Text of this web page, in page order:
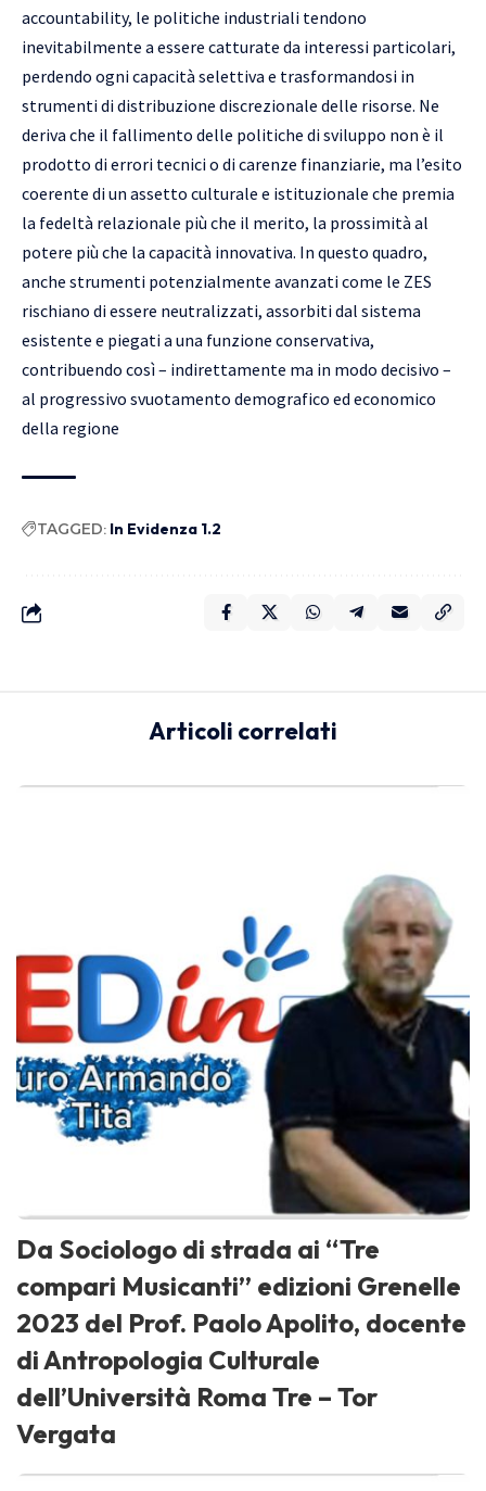
accountability, le politiche industriali tendono
inevitabilmente a essere catturate da interessi particolari,
perdendo ogni capacità selettiva e trasformandosi in
strumenti di distribuzione discrezionale delle risorse. Ne
deriva che il fallimento delle politiche di sviluppo non è il
prodotto di errori tecnici o di carenze finanziarie, ma l’esito
coerente di un assetto culturale e istituzionale che premia
la fedeltà relazionale più che il merito, la prossimità al
potere più che la capacità innovativa. In questo quadro,
anche strumenti potenzialmente avanzati come le ZES
rischiano di essere neutralizzati, assorbiti dal sistema
esistente e piegati a una funzione conservativa,
contribuendo così – indirettamente ma in modo decisivo –
al progressivo svuotamento demografico ed economico
della regione
TAGGED: In Evidenza 1.2
Articoli correlati
Da Sociologo di strada ai “Tre
compari Musicanti” edizioni Grenelle
2023 del Prof. Paolo Apolito, docente
di Antropologia Culturale
dell’Università Roma Tre – Tor
Vergata